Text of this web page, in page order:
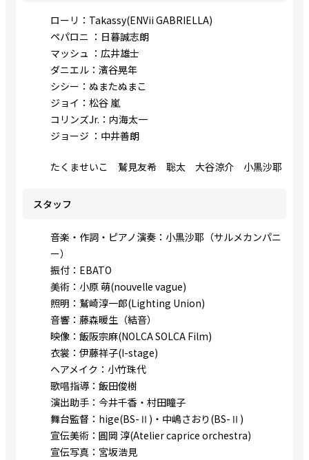
ローリ：Takassy(ENVii GABRIELLA)
ペパロニ ：日暮誠志朗
マッシュ ：広井雄士
ダニエル：濱谷晃年
シシー：ぬまたぬまこ
ジョイ：松谷 嵐
コリンズJr.：内海太一
ジョージ ：中井善朗
たくませいこ 鷲見友希 聡太 大谷涼介 小黒沙耶
スタッフ
音楽・作詞・ピアノ演奏：小黒沙耶（サルメカンパニ
ー）
振付：EBATO
美術：小原 萌(nouvelle vague)
照明：鷲崎淳一郎(Lighting Union)
音響：藤森暖生（結音）
映像：飯阪宗麻(NOLCA SOLCA Film)
衣裳：伊藤祥子(I-stage)
ヘアメイク：小竹珠代
歌唱指導：飯田俊樹
演出助手：今井千香・村田瞳子
舞台監督：hige(BS-Ⅱ)・中嶋さおり(BS-Ⅱ)
宣伝美術：圓岡 淳(Atelier caprice orchestra)
宣伝写真：宮坂浩見